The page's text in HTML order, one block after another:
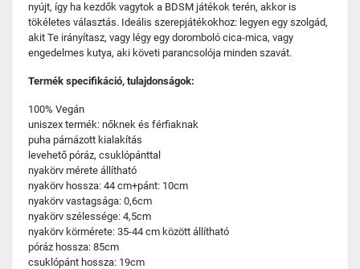
nyújt, így ha kezdők vagytok a BDSM játékok terén, akkor is
tökéletes választás. Ideális szerepjátékokhoz: legyen egy szolgád,
akit Te irányítasz, vagy légy egy doromboló cica-mica, vagy
engedelmes kutya, aki követi parancsolója minden szavát.
Termék specifikáció, tulajdonságok:
100% Vegán
uniszex termék: nőknek és férfiaknak
puha párnázott kialakítás
levehető póráz, csuklópánttal
nyakörv mérete állítható
nyakörv hossza: 44 cm+pánt: 10cm
nyakörv vastagsága: 0,6cm
nyakörv szélessége: 4,5cm
nyakörv körmérete: 35-44 cm között állítható
póráz hossza: 85cm
csuklópánt hossza: 19cm